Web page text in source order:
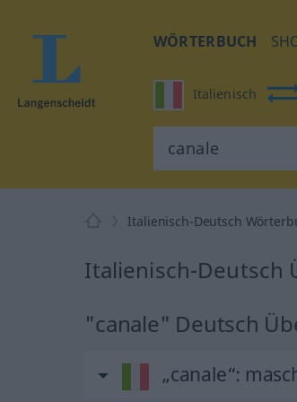
WÖRTERBUCH
Italienisch
Italienisch-Deutsch
Italienisch-Deutsch
"canale" Deutsch
„canale“: